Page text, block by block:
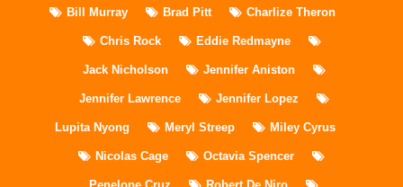
Bill Murray Brad Pitt Charlize Theron
Chris Rock Eddie Redmayne
Jack Nicholson Jennifer Aniston
Jennifer Lawrence Jennifer Lopez
Lupita Nyong Meryl Streep Miley Cyrus
Nicolas Cage Octavia Spencer